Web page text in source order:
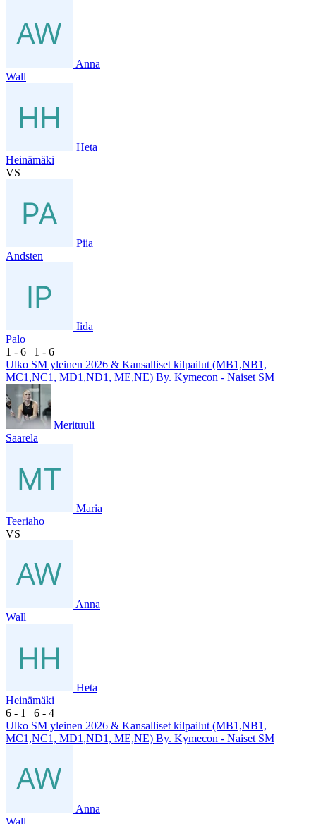
Anna
Wall
Heta
Heinämäki
VS
Piia
Andsten
Iida
Palo
1 - 6 | 1 - 6
Ulko SM yleinen 2026 & Kansalliset kilpailut (MB1,NB1,
MC1,NC1, MD1,ND1, ME,NE) By. Kymecon - Naiset SM
Merituuli
Saarela
Maria
Teeriaho
VS
Anna
Wall
Heta
Heinämäki
6 - 1 | 6 - 4
Ulko SM yleinen 2026 & Kansalliset kilpailut (MB1,NB1,
MC1,NC1, MD1,ND1, ME,NE) By. Kymecon - Naiset SM
Anna
Wall